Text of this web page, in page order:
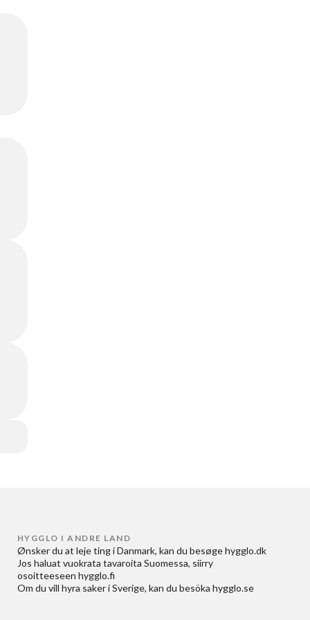
HYGGLO I ANDRE LAND
Ønsker du at leje ting i Danmark, kan du besøge hygglo.dk
Jos haluat vuokrata tavaroita Suomessa, siirry
osoitteeseen hygglo.fi
Om du vill hyra saker i Sverige, kan du besöka hygglo.se